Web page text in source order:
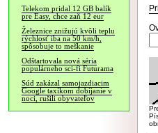
Telekom pridal 12 GB balík
pre Easy, chce zaň 12 eur
Železnice znižujú kvôli teplu
rýchlosť iba na 50 km/h,
spôsobuje to meškanie
Odštartovala nová séria
populárneho sci-fi Futurama
Súd zakázal samojazdiacim
Google taxíkom dobíjanie v
noci, rušili obyvateľov